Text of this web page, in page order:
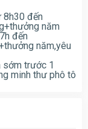
8h30 đến
năm
đến
năm,yêu
sớm trước 1
minh thư phô tô